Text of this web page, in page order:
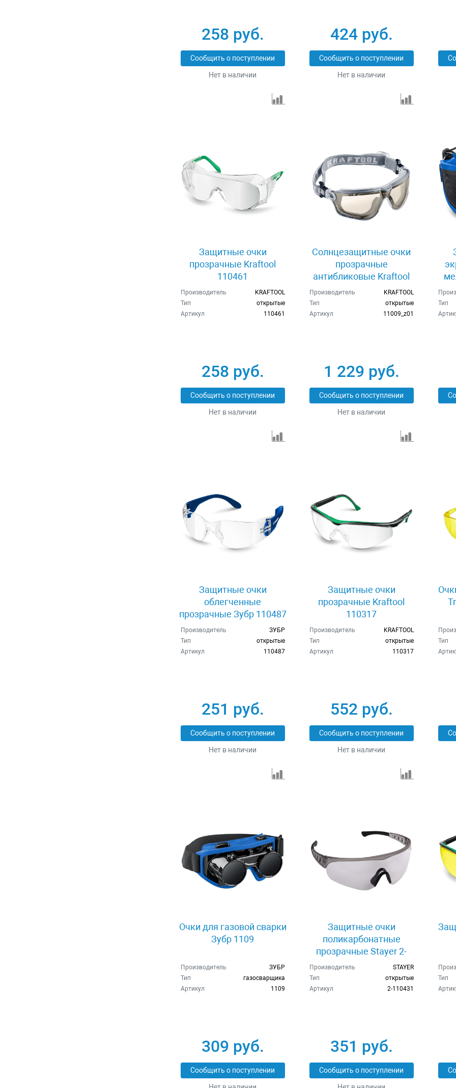
258 руб.
Сообщить о поступлении
Нет в наличии
424 руб.
Сообщить о поступлении
Нет в наличии
Защитные очки
прозрачные Kraftool
110461
Производитель
KRAFTOOL
Тип
открытые
Артикул
110461
258 руб.
Сообщить о поступлении
Нет в наличии
Солнцезащитные очки
прозрачные
антибликовые Kraftool
11009_z01
Производитель
KRAFTOOL
Тип
открытые
Артикул
11009_z01
1 229 руб.
Сообщить о поступлении
Нет в наличии
Тип
Защитные очки
облегченные
прозрачные Зубр 110487
Производитель
ЗУБР
Тип
открытые
Артикул
110487
251 руб.
Сообщить о поступлении
Нет в наличии
Защитные очки
прозрачные Kraftool
110317
Производитель
KRAFTOOL
Тип
открытые
Артикул
110317
552 руб.
Сообщить о поступлении
Нет в наличии
Тип
Очки для газовой сварки
Зубр 1109
Производитель
ЗУБР
Тип
газосварщика
Артикул
1109
309 руб.
Сообщить о поступлении
Защитные очки
поликарбонатные
прозрачные Stayer 2-
110431
Производитель
STAYER
Тип
открытые
Артикул
2-110431
351 руб.
Сообщить о поступлении
Тип